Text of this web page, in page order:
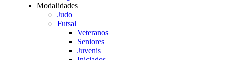
Modalidades
Judo
Futsal
Veteranos
Seniores
Juvenis